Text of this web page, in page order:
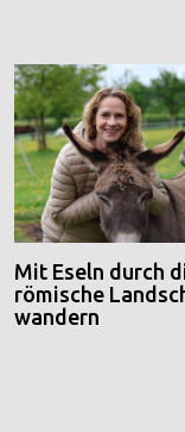
Mit Eseln durch
römische
wandern